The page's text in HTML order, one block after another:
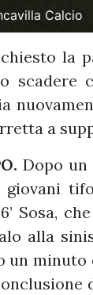
Calcio
la
a
Dopo
giovani
Sosa,
alla
un minuto